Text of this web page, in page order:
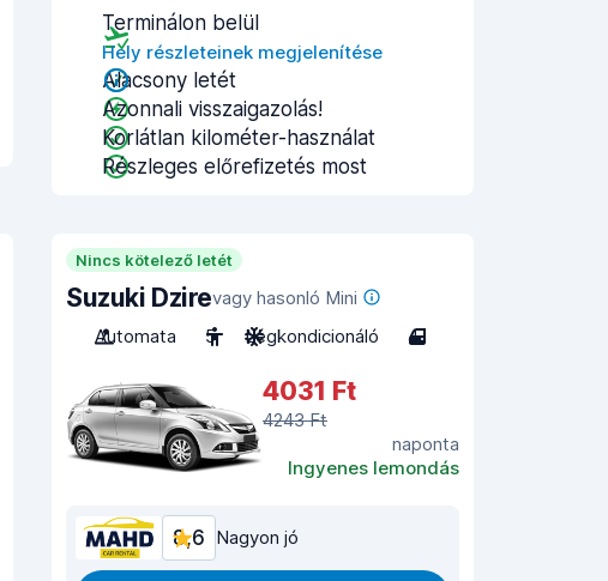
Terminálon belül
Hely részleteinek megjelenítése
Alacsony letét
Azonnali visszaigazolás!
Korlátlan kilométer-használat
Részleges előrefizetés most
Nincs kötelező letét
Suzuki Dzirevagy hasonló Mini
Automata
5 Légkondicionáló 4
4031 Ft
4243 Ft
naponta
Ingyenes lemondás
8,6 Nagyon jó